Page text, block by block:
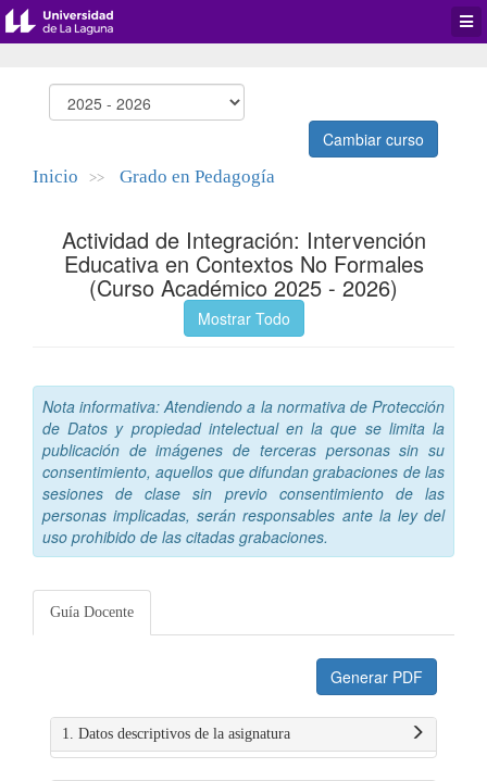
Cambiar curso
Inicio >> Grado en Pedagogía
Actividad de Integración: Intervención
Educativa en Contextos No Formales
(Curso Académico 2025 - 2026)
Mostrar Todo
Nota informativa: Atendiendo a la normativa de Protección
de Datos y propiedad intelectual en la que se limita la
publicación de imágenes de terceras personas sin su
consentimiento, aquellos que difundan grabaciones de las
sesiones de clase sin previo consentimiento de las
personas implicadas, serán responsables ante la ley del
uso prohibido de las citadas grabaciones.
Guía Docente
Generar PDF
1. Datos descriptivos de la asignatura